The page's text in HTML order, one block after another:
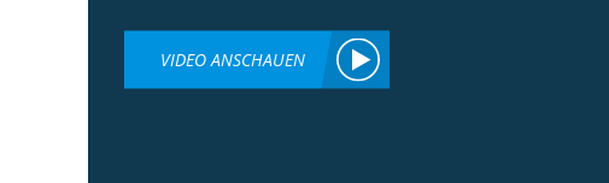
VIDEO ANSCHAUEN